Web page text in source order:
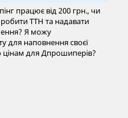
працює від 200 грн., чи
ТТН та надавати
Я можу
для наповнення своєї
цінам для Дпрошиперів?